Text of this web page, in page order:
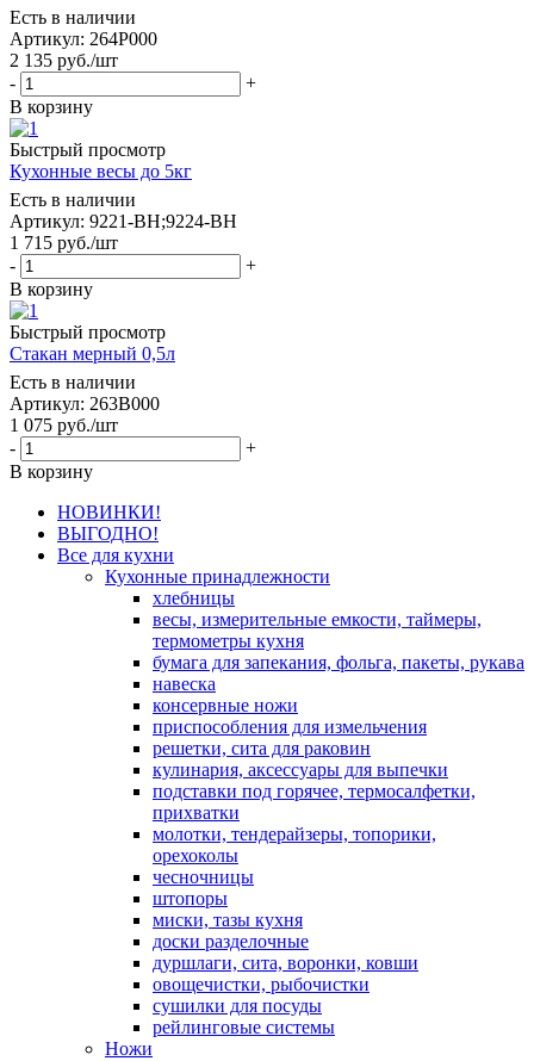
Есть в наличии
Артикул: 264P000
2 135 руб./шт
-
+
В корзину
Быстрый просмотр
Кухонные весы до 5кг
Есть в наличии
Артикул: 9221-BH;9224-BH
1 715 руб./шт
-
+
В корзину
Быстрый просмотр
Стакан мерный 0,5л
Есть в наличии
Артикул: 263B000
1 075 руб./шт
-
+
В корзину
НОВИНКИ!
ВЫГОДНО!
Все для кухни
Кухонные принадлежности
хлебницы
весы, измерительные емкости, таймеры,
термометры кухня
бумага для запекания, фольга, пакеты, рукава
навеска
консервные ножи
приспособления для измельчения
решетки, сита для раковин
кулинария, аксессуары для выпечки
подставки под горячее, термосалфетки,
прихватки
молотки, тендерайзеры, топорики,
орехоколы
чесночницы
штопоры
миски, тазы кухня
доски разделочные
дуршлаги, сита, воронки, ковши
овощечистки, рыбочистки
сушилки для посуды
рейлинговые системы
Ножи